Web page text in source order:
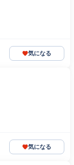
気になる
気になる